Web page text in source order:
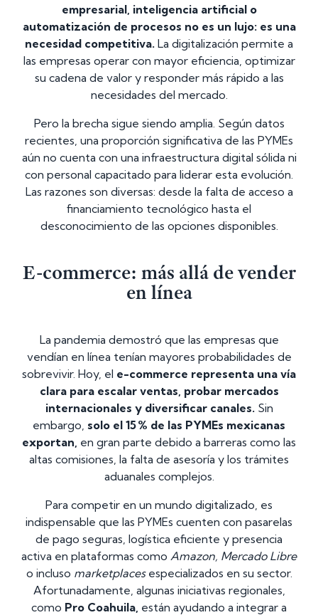
empresarial, inteligencia artificial o
automatización de procesos no es un lujo: es una
necesidad competitiva. La digitalización permite a
las empresas operar con mayor eficiencia, optimizar
su cadena de valor y responder más rápido a las
necesidades del mercado.
Pero la brecha sigue siendo amplia. Según datos
recientes, una proporción significativa de las PYMEs
aún no cuenta con una infraestructura digital sólida ni
con personal capacitado para liderar esta evolución.
Las razones son diversas: desde la falta de acceso a
financiamiento tecnológico hasta el
desconocimiento de las opciones disponibles.
E-commerce: más allá de vender
en línea
La pandemia demostró que las empresas que
vendían en línea tenían mayores probabilidades de
sobrevivir. Hoy, el e-commerce representa una vía
clara para escalar ventas, probar mercados
internacionales y diversificar canales.Sin
embargo, solo el 15 % de las PYMEs mexicanas
exportan, en gran parte debido a barreras como las
altas comisiones, la falta de asesoría y los trámites
aduanales complejos.
Para competir en un mundo digitalizado, es
indispensable que las PYMEs cuenten con pasarelas
de pago seguras, logística eficiente y presencia
activa en plataformas como Amazon, Mercado Libre
o incluso marketplacesespecializados en su sector.
Afortunadamente, algunas iniciativas regionales,
como Pro Coahuila, están ayudando a integrar a